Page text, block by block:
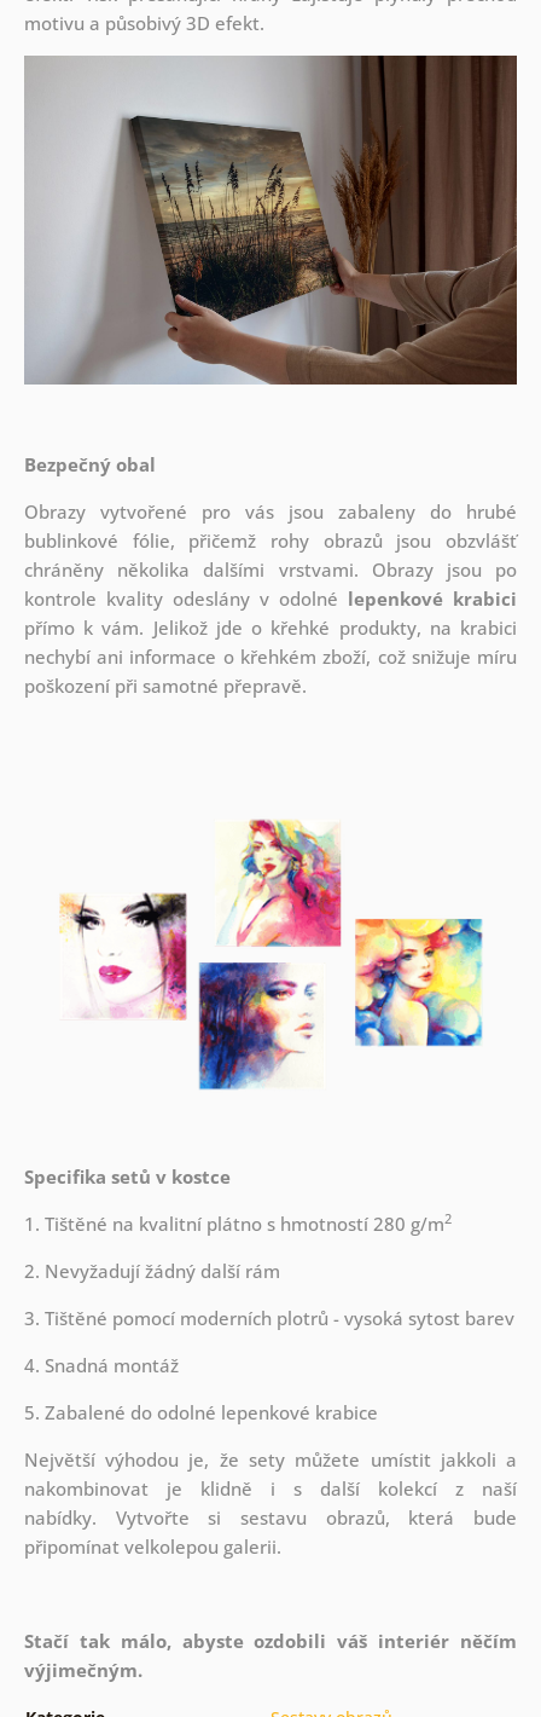
motivu a působivý 3D efekt.
Bezpečný obal
Obrazy vytvořené pro vás jsou zabaleny do hrubé
bublinkové fólie, přičemž rohy obrazů jsou obzvlášť
chráněny několika dalšími vrstvami. Obrazy jsou po
kontrole kvality odeslány v odolné lepenkové krabici
přímo k vám. Jelikož jde o křehké produkty, na krabici
nechybí ani informace o křehkém zboží, což snižuje míru
poškození při samotné přepravě.
Specifika setů v kostce
1. Tištěné na kvalitní plátno s hmotností 280 g/m2
2. Nevyžadují žádný další rám
3. Tištěné pomocí moderních plotrů - vysoká sytost barev
4. Snadná montáž
5. Zabalené do odolné lepenkové krabice
Největší výhodou je, že sety můžete umístit jakkoli a
nakombinovat je klidně i s další kolekcí z naší
nabídky. Vytvořte si sestavu obrazů, která bude
připomínat velkolepou galerii.
Stačí tak málo, abyste ozdobili váš interiér něčím
výjimečným.